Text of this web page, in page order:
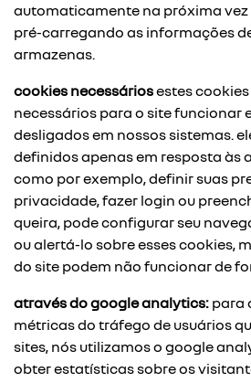
automaticamente na próxima vez
pré-carregando as informações
armazenas.
cookies necessáriosestes
necessários para o site funcionar
desligados em nossos sistemas.
definidos apenas em resposta às
como por exemplo, definir suas
privacidade, fazer login ou
queira, pode configurar seu
ou alertá-lo sobre esses cookies,
do site podem não funcionar de
através do google analytics: para
métricas do tráfego de usuários
sites, nós utilizamos o google
obter estatísticas sobre os